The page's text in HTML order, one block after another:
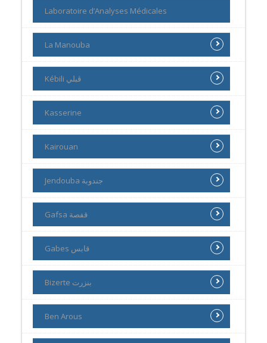
Laboratoire d’Analyses Médicales
La Manouba
Kébili ڨبلي
Kasserine
Kairouan
Jendouba جندوبة
Gafsa قفصة
Gabes قابس
Bizerte بنزرت
Ben Arous